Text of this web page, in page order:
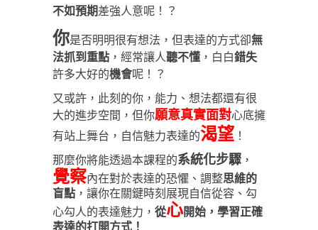
不如預期差強人意呢！？
你是否明明很有想法，但表達的方式卻無
法抓到重點 ，經常讓人聽不懂 ，白白錯失
許多大好的機會呢！？
又或許，此刻的你，能力、想法都還有很
大的進步空間，但你願意真實面對心底擁
有站上舞台，自信魅力表達的渴望 ！
那麼你將能透過本課程的系統化步驟 ，
覺察內在對於表達的恐懼、調整思維的
盲點 ，讓你在關鍵時刻展現自信從容、勾
心勾人的表達魅力， 從心開始，學習正確
表達的打開方式！